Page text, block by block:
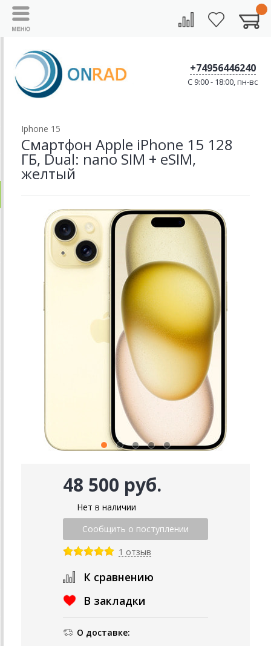
+74956446240
C 9:00 - 18:00, пн-вс
Iphone 15
Смартфон Apple iPhone 15 128
ГБ, Dual: nano SIM + eSIM,
желтый
48 500 руб.
Нет в наличии
1 отзыв
К сравнению
В закладки
О доставке: